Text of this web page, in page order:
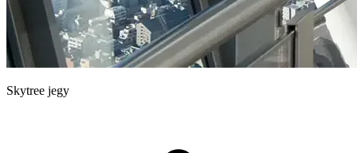
Skytree jegy